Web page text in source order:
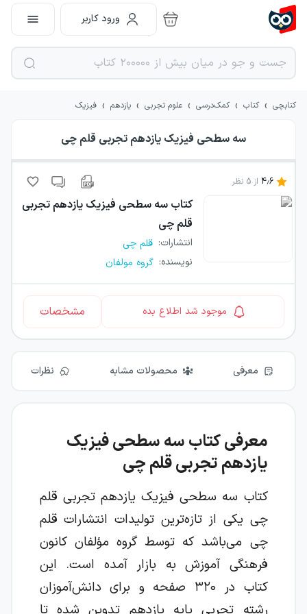
ورود کاربر
کتابچی › کتاب › کمک‌درسی › علوم تجربی › یازدهم › فیزیک
سه سطحی فیزیک یازدهم تجربی قلم چی
4.6 از5 نظر
کتاب سه سطحی فیزیک یازدهم تجربی
قلم چی
انتشارات: قلم چی
نویسنده: گروه مولفان
موجود شد اطلاع بده مشخصات
معرفی محصولات مشابه نظرات
معرفی کتاب سه سطحی فیزیک
یازدهم تجربی قلم چی
کتاب سه سطحی فیزیک یازدهم تجربی قلم
چی یکی از تازه‌ترین تولیدات انتشارات قلم
چی می‌باشد که توسط گروه مؤلفان کانون
فرهنگی آموزش به بازار آمده است. این
کتاب در ۳۲۰ صفحه و برای دانش‌آموزان
رشته تجربی پایه یازدهم تدوین شده تا